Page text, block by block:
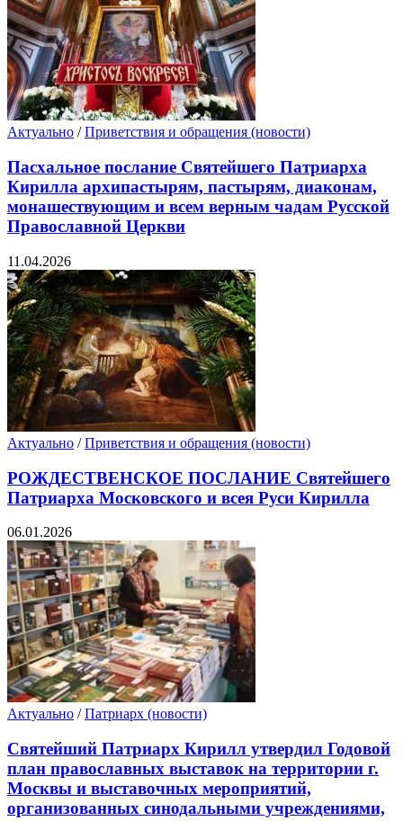
Актуально /Приветствия и обращения (новости)
Пасхальное послание Святейшего Патриарха
Кирилла архипастырям, пастырям, диаконам,
монашествующим и всем верным чадам Русской
Православной Церкви
11.04.2026
Актуально /Приветствия и обращения (новости)
РОЖДЕСТВЕНСКОЕ ПОСЛАНИЕ Святейшего
Патриарха Московского и всея Руси Кирилла
06.01.2026
Актуально /Патриарх (новости)
Святейший Патриарх Кирилл утвердил Годовой
план православных выставок на территории г.
Москвы и выставочных мероприятий,
организованных синодальными учреждениями,